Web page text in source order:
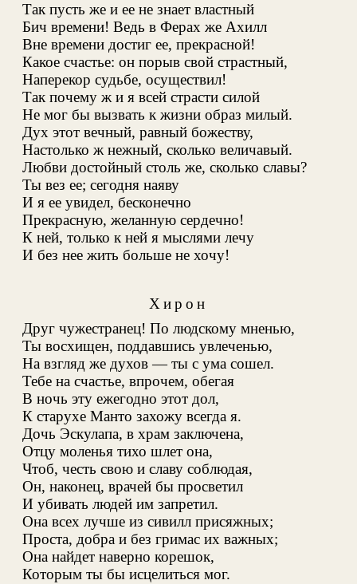
Так пусть же и ее не знает властный
Бич времени! Ведь в Ферах же Ахилл
Вне времени достиг ее, прекрасной!
Какое счастье: он порыв свой страстный,
Наперекор судьбе, осуществил!
Так почему ж и я всей страсти силой
Не мог бы вызвать к жизни образ милый.
Дух этот вечный, равный божеству,
Настолько ж нежный, сколько величавый.
Любви достойный столь же, сколько славы?
Ты вез ее; сегодня наяву
И я ее увидел, бесконечно
Прекрасную, желанную сердечно!
К ней, только к ней я мыслями лечу
И без нее жить больше не хочу!
Хирон
Друг чужестранец! По людскому мненью,
Ты восхищен, поддавшись увлеченью,
На взгляд же духов — ты с ума сошел.
Тебе на счастье, впрочем, обегая
В ночь эту ежегодно этот дол,
К старухе Манто захожу всегда я.
Дочь Эскулапа, в храм заключена,
Отцу моленья тихо шлет она,
Чтоб, честь свою и славу соблюдая,
Он, наконец, врачей бы просветил
И убивать людей им запретил.
Она всех лучше из сивилл присяжных;
Проста, добра и без гримас их важных;
Она найдет наверно корешок,
Которым ты бы исцелиться мог.